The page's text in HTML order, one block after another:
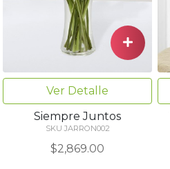
Ver Detalle
Siempre Juntos
SKU JARRON002
$2,869.00